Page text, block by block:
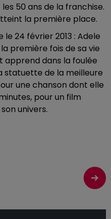
50 ans de la franchise.
la première place.
24 février 2013 : Adele
première fois de sa vie
apprend dans la foulée
statuette de la meilleure
une chanson dont elle
pour un film
univers.